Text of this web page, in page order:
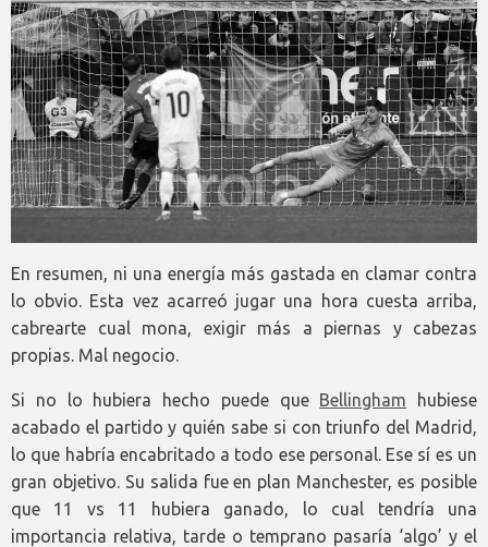
En resumen, ni una energía más gastada en clamar contra
lo obvio. Esta vez acarreó jugar una hora cuesta arriba,
cabrearte cual mona, exigir más a piernas y cabezas
propias. Mal negocio.
Si no lo hubiera hecho puede que Bellingham hubiese
acabado el partido y quién sabe si con triunfo del Madrid,
lo que habría encabritado a todo ese personal. Ese sí es un
gran objetivo. Su salida fue en plan Manchester, es posible
que 11 vs 11 hubiera ganado, lo cual tendría una
importancia relativa, tarde o temprano pasaría ‘algo’ y el